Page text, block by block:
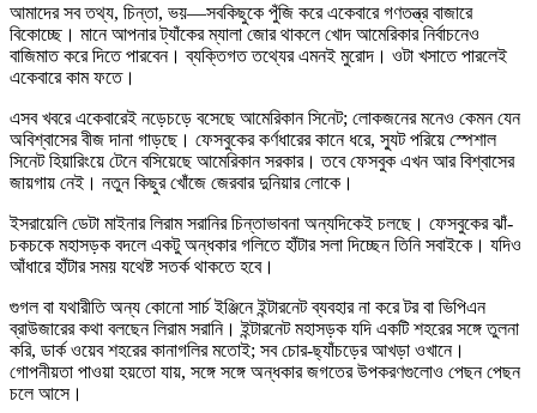
আমাদের সব তথ্য, চিন্তা, ভয়—সবকিছুকে পুঁজি করে একেবারে গণতন্ত্র বাজারে
বিকোচ্ছে। মানে আপনার ট্যাঁকের ম্যালা জোর থাকলে খোদ আমেরিকার নির্বাচনেও
বাজিমাত করে দিতে পারবেন। ব্যক্তিগত তথ্যের এমনই মুরোদ। ওটা খসাতে পারলেই
একেবারে কাম ফতে।
এসব খবরে একেবারেই নড়েচড়ে বসেছে আমেরিকান সিনেট; লোকজনের মনেও কেমন যেন
অবিশ্বাসের বীজ দানা গাড়ছে। ফেসবুকের কর্ণধারের কানে ধরে, স্যুট পরিয়ে স্পেশাল
সিনেট হিয়ারিংয়ে টেনে বসিয়েছে আমেরিকান সরকার। তবে ফেসবুক এখন আর বিশ্বাসের
জায়গায় নেই। নতুন কিছুর খোঁজে জেরবার দুনিয়ার লোকে।
ইসরায়েলি ডেটা মাইনার লিরাম সরানির চিন্তাভাবনা অন্যদিকেই চলছে। ফেসবুকের ঝাঁ-
চকচকে মহাসড়ক বদলে একটু অন্ধকার গলিতে হাঁটার সলা দিচ্ছেন তিনি সবাইকে। যদিও
আঁধারে হাঁটার সময় যথেষ্ট সতর্ক থাকতে হবে।
গুগল বা যথারীতি অন্য কোনো সার্চ ইঞ্জিনে ইন্টারনেট ব্যবহার না করে টর বা ভিপিএন
ব্রাউজারের কথা বলছেন লিরাম সরানি। ইন্টারনেট মহাসড়ক যদি একটি শহরের সঙ্গে তুলনা
করি, ডার্ক ওয়েব শহরের কানাগলির মতোই; সব চোর-ছ্যাঁচড়ের আখড়া ওখানে।
গোপনীয়তা পাওয়া হয়তো যায়, সঙ্গে সঙ্গে অন্ধকার জগতের উপকরণগুলোও পেছন পেছন
চলে আসে।